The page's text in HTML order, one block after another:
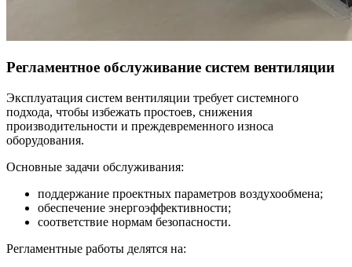
Регламентное обслуживание систем вентиляции
Эксплуатация систем вентиляции требует системного
подхода, чтобы избежать простоев, снижения
производительности и преждевременного износа
оборудования.
Основные задачи обслуживания:
поддержание проектных параметров воздухообмена;
обеспечение энергоэффективности;
соответствие нормам безопасности.
Регламентные работы делятся на: